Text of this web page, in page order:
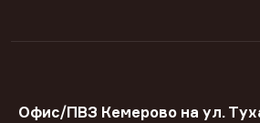
Офис/ПВЗ Кемерово на ул.